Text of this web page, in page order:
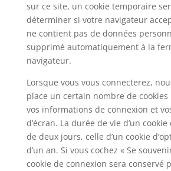
sur ce site, un cookie temporaire
déterminer si votre navigateur
ne contient pas de données
supprimé automatiquement à la
navigateur.
Lorsque vous vous connecterez,
place un certain nombre de
vos informations de connexion et
d’écran. La durée de vie d’un
de deux jours, celle d’un cookie
d’un an. Si vous cochez « Se
cookie de connexion sera conservé